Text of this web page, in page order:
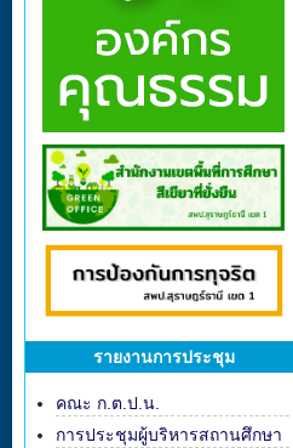
รายงานการประชุม
คณะ ก.ต.ป.น.
การประชุมผู้บริหารสถานศึกษา